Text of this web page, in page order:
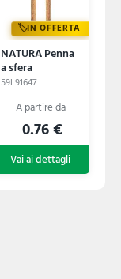
IN OFFERTA
NATURA Penna
a sfera
59L91647
0.76 €